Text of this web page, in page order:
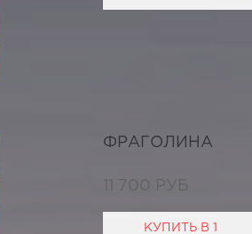
ФРАГОЛИНА
11 700 РУБ
КУПИТЬ В 1